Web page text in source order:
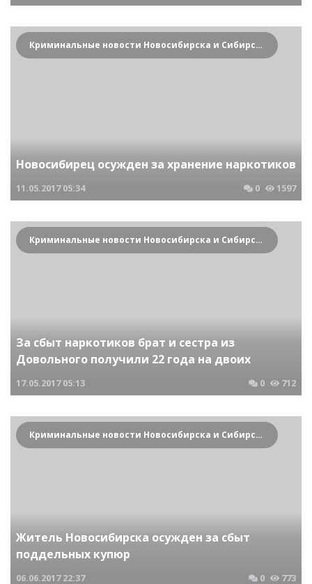
Криминальные новости Новосибирска и Сибирского региона
Новосибирец осужден за хранение наркотиков
11.05.2017 05:34 0 1597
Криминальные новости Новосибирска и Сибирского региона
За сбыт наркотиков брат и сестра из
Довольного получили 22 года на двоих
17.05.2017 05:13 0 712
Криминальные новости Новосибирска и Сибирского региона
Житель Новосибирска осужден за сбыт
поддельных купюр
06.06.2017 22:37 0 773